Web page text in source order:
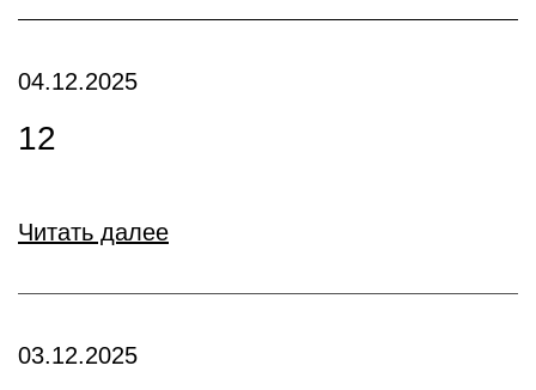
04.12.2025
12
Читать далее
03.12.2025